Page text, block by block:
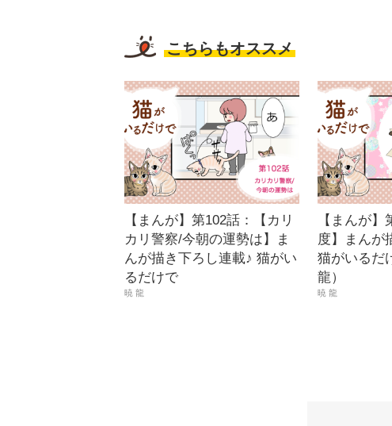
こちらもオススメ
【まんが】第102話：【カリ
カリ警察/今朝の運勢は】ま
んが描き下ろし連載♪ 猫がい
るだけで
暁 龍
【まんが
度】まんが
猫がいるだ
龍）
暁 龍